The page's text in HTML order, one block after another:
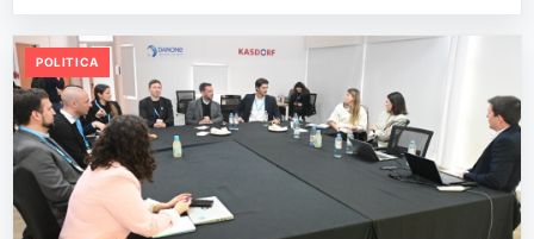
POLITICA